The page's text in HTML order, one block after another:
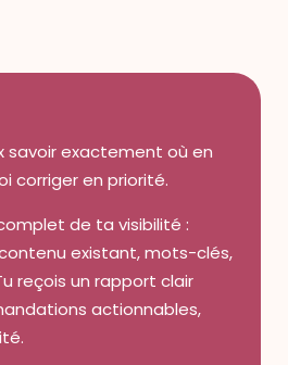
savoir exactement où en
corriger en priorité.
de ta visibilité :
existant, mots-clés,
reçois un rapport clair
actionnables,